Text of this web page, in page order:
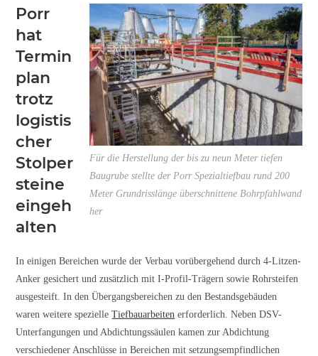
Für die Herstellung der bis zu neun Meter tiefen
Baugrube stellte der Porr Spezialtiefbau rund 200
Meter Grundrisslänge überschnittene Bohrpfahlwand
her
Porr
hat
Termin
plan
trotz
logistis
cher
Stolper
steine
eingeh
alten
In einigen Bereichen wurde der Verbau vorübergehend durch 4-Litzen-
Anker gesichert und zusätzlich mit I-Profil-Trägern sowie Rohrsteifen
ausgesteift. In den Übergangsbereichen zu den Bestandsgebäuden
waren weitere spezielleTiefbauarbeiten erforderlich. Neben DSV-
Unterfangungen und Abdichtungssäulen kamen zur Abdichtung
verschiedener Anschlüsse in Bereichen mit setzungsempfindlichen